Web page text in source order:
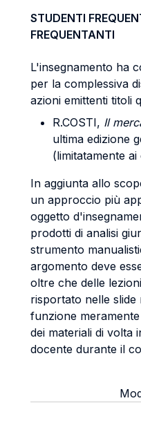
STUDENTI
FREQUENTANTI
L'insegnamento ha
per la complessiva
azioni emittenti titoli
R.COSTI, Il
ultima edizione
(limitatamente
In aggiunta allo
un approccio più
oggetto
prodotti di analisi
strumento
argomento deve
oltre che delle
risportato nelle slide
funzione
dei materiali di volta
docente durante il